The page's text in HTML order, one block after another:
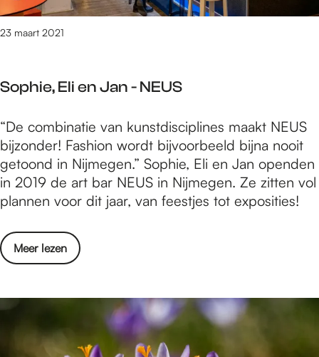
s
i
w
n
v
a
D
e
B
a
s
s
?
e
r
F
k
a
Sophie, Eli en Jan - NEUS
23 maart 2021
S
o
p
h
i
,
E
e
“De combinatie van kunstdisciplines maakt NEUS
bijzonder! Fashion wordt bijvoorbeeld bijna nooit
getoond in Nijmegen.” Sophie, Eli en Jan openden
in 2019 de art bar NEUS in Nijmegen. Ze zitten vol
plannen voor dit jaar, van feestjes tot exposities!
Meer lezen
o
v
o